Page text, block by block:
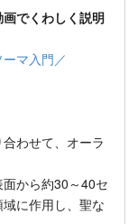
でくわしく説明
マ入門／
わせて、オーラ
から約30～40セ
に作用し、聖な